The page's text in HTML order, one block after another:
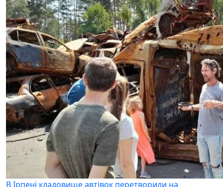
В Ірпені кладовище автівок перетворили на